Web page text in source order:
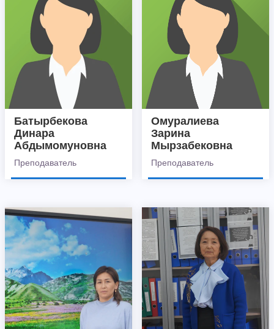
Батырбекова
Динара
Абдымомуновна
Преподаватель
Омуралиева
Зарина
Мырзабековна
Преподаватель